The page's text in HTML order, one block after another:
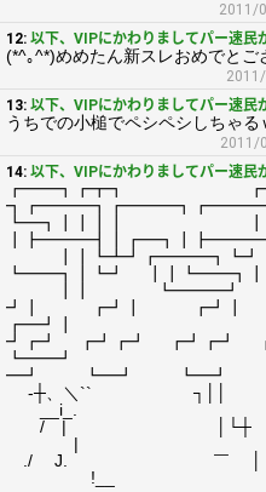
2011/
12: 以下、VIPにかわりましてパー速民
(*^｡^*)めめたん新スレおめでとご
13: 以下、VIPにかわりましてパー速民
うちでの小槌でペシペシしちゃる
2011/
14: 以下、VIPにかわりましてパー速民
┏━━┓┏┳┓
┗━┓┃┃┃┃
┗━━┓┃┗┛ ┃┃┗━━┓┃
┃┃ ┗━━━┛
┛┃ ┏┛┃ ┏┛┃
┏━┛┃
┛┏┛ ┏┛┏┛ ┏┛┏┛
┗━━┛
━┛ ┗━┛ ┗━┛
-┼、＼``
__i_.
/ | │└┼
|
./ J. ￣
!__